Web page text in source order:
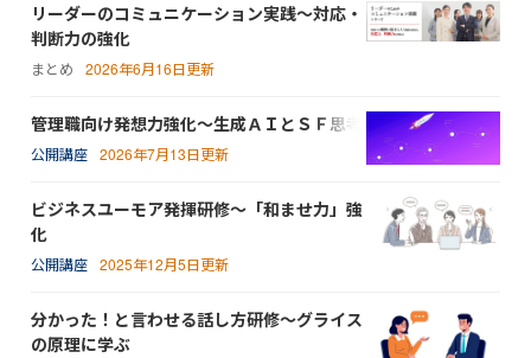
リーダーのコミュニケーション実践～対応・
判断力の強化
まとめ 2026年6月16日更新
管理職向け発想力強化～生成ＡＩとＳＦ思考
公開講座 2026年7月13日更新
ビジネスユーモア発揮研修～「和ませ力」強
化
公開講座 2025年12月5日更新
分かった！と言わせる話し方研修～グライス
の原理に学ぶ